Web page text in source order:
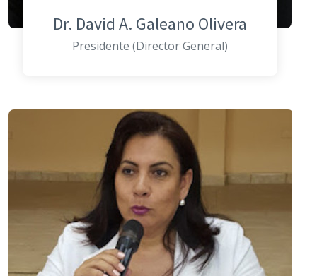
Dr. David A. Galeano Olivera
Presidente (Director General)